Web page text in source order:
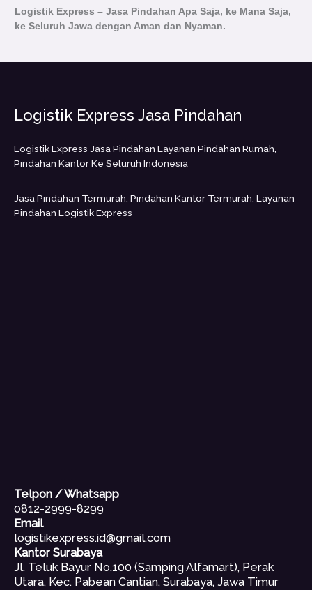
Logistik Express – Jasa Pindahan Apa Saja, ke Mana Saja,
ke Seluruh Jawa dengan Aman dan Nyaman.
Logistik Express Jasa Pindahan
Logistik Express Jasa Pindahan Layanan Pindahan Rumah,
Pindahan Kantor Ke Seluruh Indonesia
Jasa Pindahan Termurah, Pindahan Kantor Termurah, Layanan
Pindahan Logistik Express
Telpon / Whatsapp
0812-2999-8299
Email
logistikexpress.id@gmail.com
Kantor Surabaya
Jl. Teluk Bayur No.100 (Samping Alfamart), Perak
Utara, Kec. Pabean Cantian, Surabaya, Jawa Timur